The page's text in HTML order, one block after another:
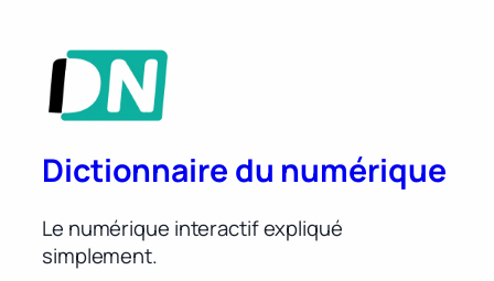
Dictionnaire du numérique
Le numérique interactif expliqué
simplement.